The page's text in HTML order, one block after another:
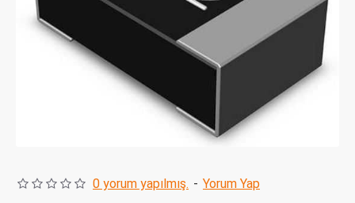
0 yorum yapılmış. - Yorum Yap